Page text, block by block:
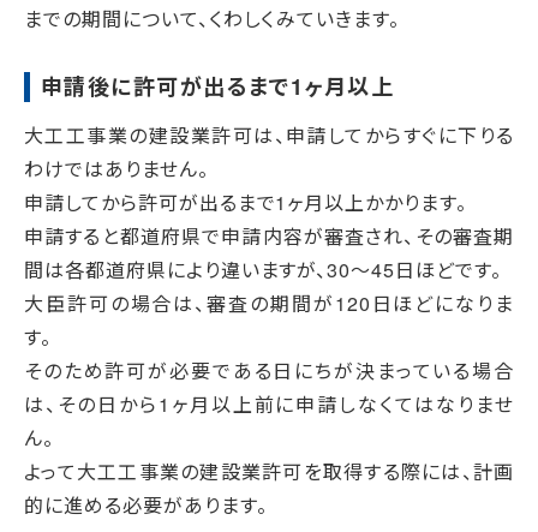
までの期間について、くわしくみていきます。
申請後に許可が出るまで1ヶ月以上
大工工事業の建設業許可は、申請してからすぐに下りる
わけではありません。
申請してから許可が出るまで1ヶ月以上かかります。
申請すると都道府県で申請内容が審査され、その審査期
間は各都道府県により違いますが、30～45日ほどです。
大臣許可の場合は、審査の期間が120日ほどになりま
す。
そのため許可が必要である日にちが決まっている場合
は、その日から1ヶ月以上前に申請しなくてはなりませ
ん。
よって大工工事業の建設業許可を取得する際には、計画
的に進める必要があります。